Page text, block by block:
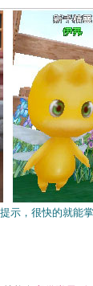
示，很快的就能